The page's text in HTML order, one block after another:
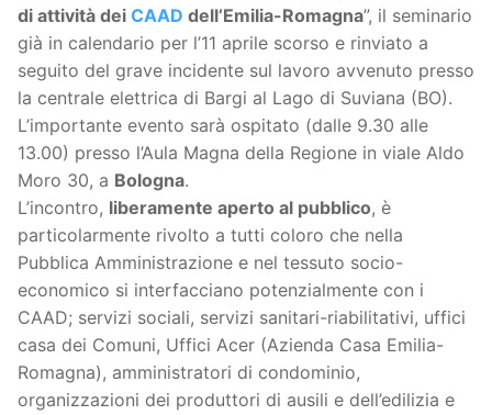
di attività dei CAAD dell’Emilia-Romagna”, il seminario
già in calendario per l’11 aprile scorso e rinviato a
seguito del grave incidente sul lavoro avvenuto presso
la centrale elettrica di Bargi al Lago di Suviana (BO).
L’importante evento sarà ospitato (dalle 9.30 alle
13.00) presso l’Aula Magna della Regione in viale Aldo
Moro 30, a Bologna.
L’incontro, liberamente aperto al pubblico, è
particolarmente rivolto a tutti coloro che nella
Pubblica Amministrazione e nel tessuto socio-
economico si interfacciano potenzialmente con i
CAAD; servizi sociali, servizi sanitari-riabilitativi, uffici
casa dei Comuni, Uffici Acer (Azienda Casa Emilia-
Romagna), amministratori di condominio,
organizzazioni dei produttori di ausili e dell’edilizia e